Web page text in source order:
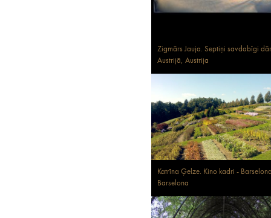
Zigmārs Jauja. Septiņi savdabīgi
Austrijā, Austrija
Katrīna Ģelze. Kino kadri -
Barselona